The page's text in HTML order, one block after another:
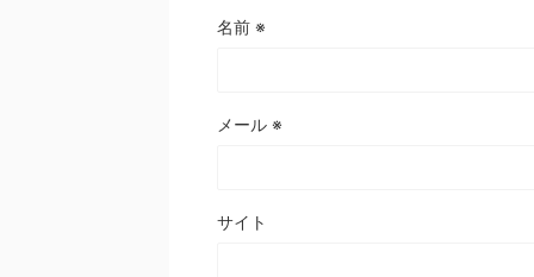
名前 ※
メール ※
サイト